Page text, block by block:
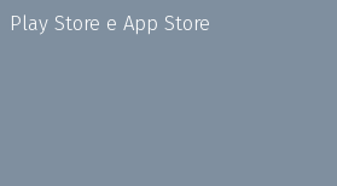
Play Store e App Store